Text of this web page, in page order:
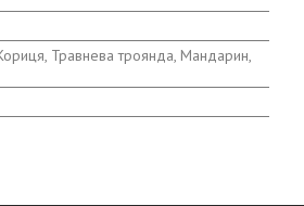
Травнева троянда, Мандарин,